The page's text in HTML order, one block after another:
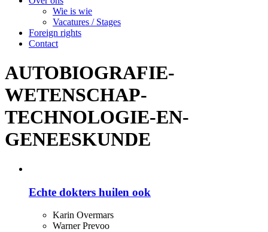
Wie is wie
Vacatures / Stages
Foreign rights
Contact
AUTOBIOGRAFIE-
WETENSCHAP-
TECHNOLOGIE-EN-
GENEESKUNDE
Echte dokters huilen ook
Karin Overmars
Warner Prevoo